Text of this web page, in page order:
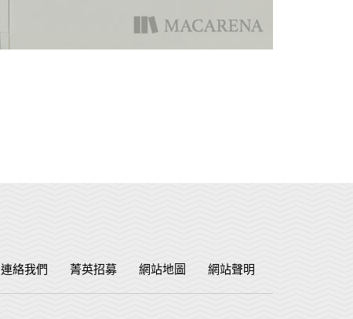
連絡我們 菁英招募 網站地圖 網站聲明